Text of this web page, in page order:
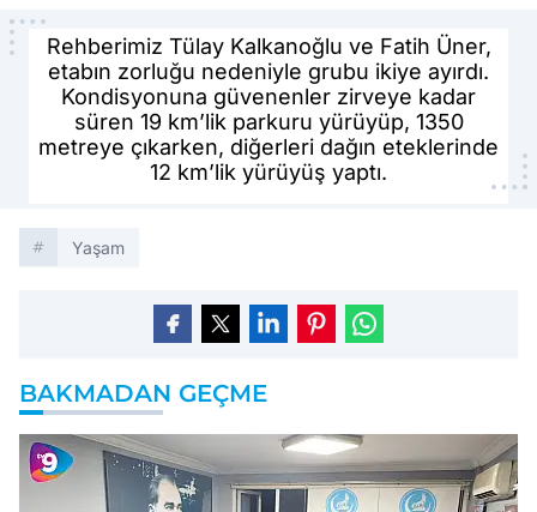
Rehberimiz Tülay Kalkanoğlu ve Fatih Üner,
etabın zorluğu nedeniyle grubu ikiye ayırdı.
Kondisyonuna güvenenler zirveye kadar
süren 19 km’lik parkuru yürüyüp, 1350
metreye çıkarken, diğerleri dağın eteklerinde
12 km’lik yürüyüş yaptı.
Yaşam
BAKMADAN GEÇME